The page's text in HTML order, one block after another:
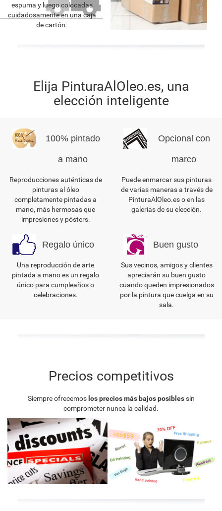
espuma y luego colocadas
cuidadosamente en una caja
de cartón.
Elija PinturaAlOleo.es, una
elección inteligente
100% pintado
a mano
Reproducciones auténticas de
pinturas al óleo
completamente pintadas a
mano, más hermosas que
impresiones y pósters.
Opcional con
marco
Puede enmarcar sus pinturas
de varias maneras a través de
PinturaAlOleo.es o en las
galerías de su elección.
Regalo único
Una reproducción de arte
pintada a mano es un regalo
único para cumpleaños o
celebraciones.
Buen gusto
Sus vecinos, amigos y clientes
apreciarán su buen gusto
cuando queden impresionados
por la pintura que cuelga en su
sala.
Precios competitivos
Siempre ofrecemos los precios más bajos posiblessin
comprometer nunca la calidad.